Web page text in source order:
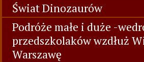
Świat Dinozaurów
Podróże małe i duże -
przedszkolaków wzdłuż
Warszawę